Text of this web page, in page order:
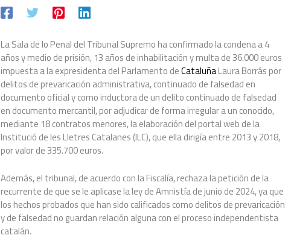
La Sala de lo Penal del Tribunal Supremo ha confirmado la condena a 4
años y medio de prisión, 13 años de inhabilitación y multa de 36.000 euros
impuesta a la expresidenta del Parlamento deCataluñaLaura Borrás por
delitos de prevaricación administrativa, continuado de falsedad en
documento oficial y como inductora de un delito continuado de falsedad
en documento mercantil, por adjudicar de forma irregular a un conocido,
mediante 18 contratos menores, la elaboración del portal web de la
Institució de les Lletres Catalanes (ILC), que ella dirigía entre 2013 y 2018,
por valor de 335.700 euros.
Además, el tribunal, de acuerdo con la Fiscalía, rechaza la petición de la
recurrente de que se le aplicase la ley de Amnistía de junio de 2024, ya que
los hechos probados que han sido calificados como delitos de prevaricación
y de falsedad no guardan relación alguna con el proceso independentista
catalán.